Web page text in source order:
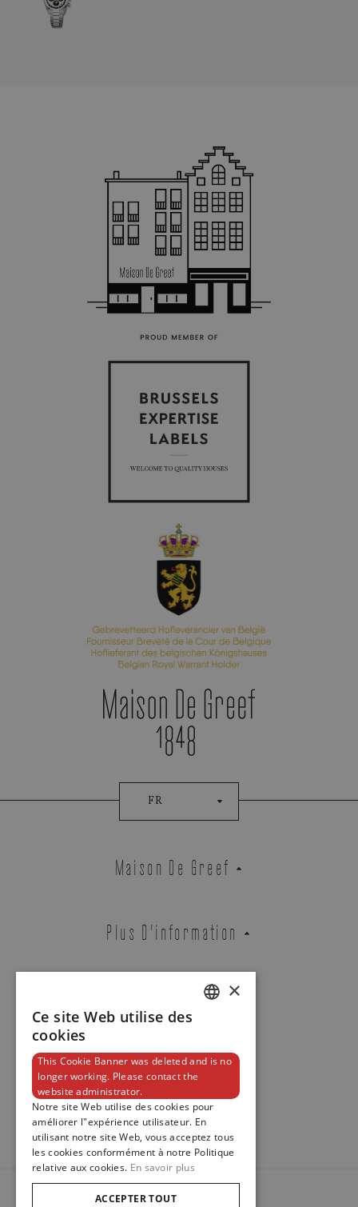
Prise De Rendez-Vous
CHRONOMASTER ORIGINAL
Boutique Knokke
ADRESSE E-MAIL
TÉLÉPHONE
FR
Maison De Greef
Plus D'information
Newsletter
×
Ce site Web utilise des
cookies
This Cookie Banner was deleted and is no
longer working. Please contact the
website administrator.
Notre site Web utilise des cookies pour
améliorer l"expérience utilisateur. En
utilisant notre site Web, vous acceptez tous
les cookies conformément à notre Politique
relative aux cookies. En savoir plus
ACCEPTER TOUT